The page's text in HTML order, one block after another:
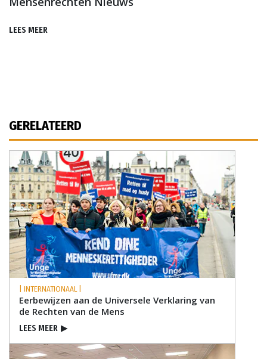
LEES MEER
GERELATEERD
| INTERNATIONAAL |
Eerbewijzen aan de Universele Verklaring van
de Rechten van de Mens
LEES MEER ▶